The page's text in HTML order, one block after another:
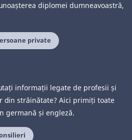
diplomei dumneavoastră,
private
informații legate de profesii și
din străinătate? Aici primiți toate
germană și engleză.